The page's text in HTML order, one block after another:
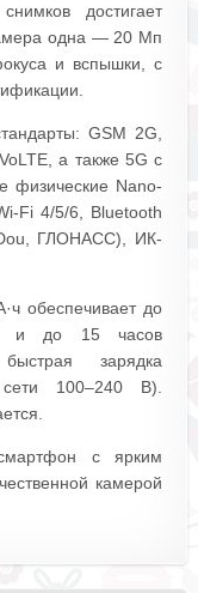
достигает
одна — 20 Мп
и вспышки, с
GSM 2G,
а также 5G с
физические Nano-
Fi 4/5/6, Bluetooth
ГЛОНАСС), ИК-
обеспечивает до
и до 15 часов
зарядка
100–240 В).
с ярким
камерой